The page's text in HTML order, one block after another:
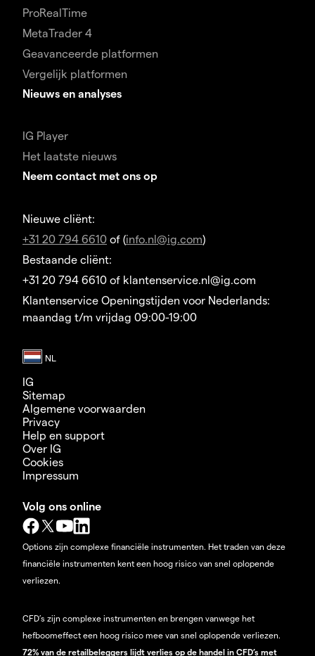
ProRealTime
MetaTrader 4
Geavanceerde platformen
Vergelijk platformen
Nieuws en analyses
IG Player
Het laatste nieuws
Neem contact met ons op
Nieuwe cliënt:
+31 20 794 6610 of (info.nl@ig.com)
Bestaande cliënt:
+31 20 794 6610 of klantenservice.nl@ig.com
Klantenservice Openingstijden voor Nederlands:
maandag t/m vrijdag 09:00-19:00
IG
Sitemap
Algemene voorwaarden
Privacy
Help en support
Over IG
Cookies
Impressum
Volg ons online
Options zijn complexe financiële instrumenten. Het traden van deze
financiële instrumenten kent een hoog risico van snel oplopende
verliezen.
CFD’s zijn complexe instrumenten en brengen vanwege het
hefboomeffect een hoog risico mee van snel oplopende verliezen.
72% van de retailbeleggers lijdt verlies op de handel in CFD’s met